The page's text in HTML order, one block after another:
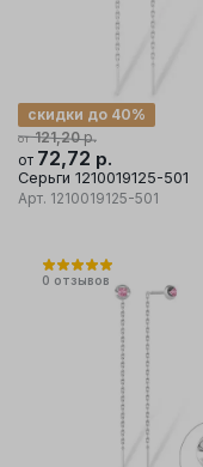
от 121,20р.
скидки до 40%
от 72,72 р.
Серьги 1210019125-501
Арт. 1210019125-501
0 отзывов